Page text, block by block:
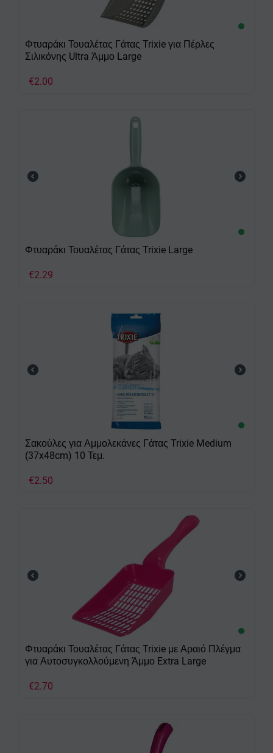
Φτυαράκι Τουαλέτας Γάτας Trixie για Πέρλες
Σιλικόνης Ultra Άμμο Large
€2.00
Φτυαράκι Τουαλέτας Γάτας Trixie Large
€2.29
Σακούλες για Αμμολεκάνες Γάτας Trixie Medium
(37x48cm) 10 Τεμ.
€2.50
Φτυαράκι Τουαλέτας Γάτας Trixie με Αραιό Πλέγμα
για Αυτοσυγκολλούμενη Άμμο Extra Large
€2.70